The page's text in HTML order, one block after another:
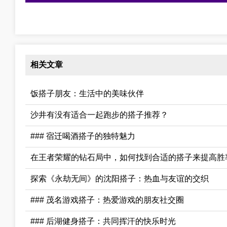
相关文章
饭搭子朋友：生活中的美味伙伴
沙井有没有适合一起跑步的搭子推荐？
### 宿迁喝酒搭子的独特魅力
在王者荣耀的钻石局中，如何找到合适的搭子来提高胜
探索《永劫无间》的沈阳搭子：热血与友谊的交织
### 茂名游戏搭子：热爱游戏的朋友社交圈
### 后湖健身搭子：共同挥汗的快乐时光